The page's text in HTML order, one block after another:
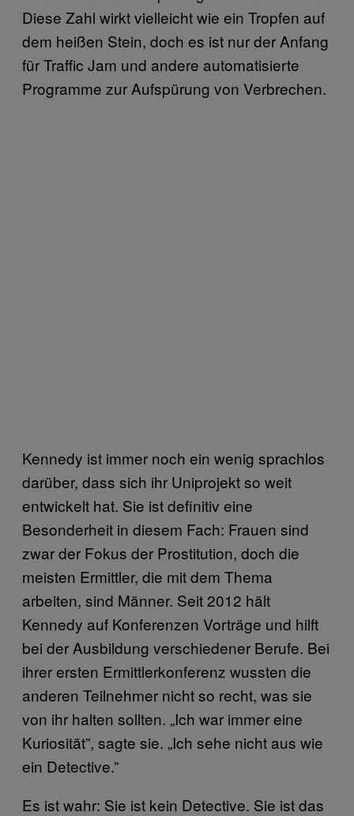
Diese Zahl wirkt vielleicht wie ein Tropfen auf
dem heißen Stein, doch es ist nur der Anfang
für Traffic Jam und andere automatisierte
Programme zur Aufspürung von Verbrechen.
Kennedy ist immer noch ein wenig sprachlos
darüber, dass sich ihr Uniprojekt so weit
entwickelt hat. Sie ist definitiv eine
Besonderheit in diesem Fach: Frauen sind
zwar der Fokus der Prostitution, doch die
meisten Ermittler, die mit dem Thema
arbeiten, sind Männer. Seit 2012 hält
Kennedy auf Konferenzen Vorträge und hilft
bei der Ausbildung verschiedener Berufe. Bei
ihrer ersten Ermittlerkonferenz wussten die
anderen Teilnehmer nicht so recht, was sie
von ihr halten sollten. „Ich war immer eine
Kuriosität”, sagte sie. „Ich sehe nicht aus wie
ein Detective.”
Es ist wahr: Sie ist kein Detective. Sie ist das